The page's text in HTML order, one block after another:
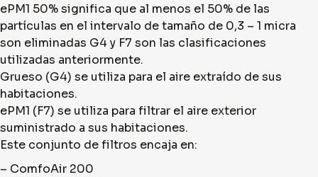
ePM1 50% significa que al menos el 50% de las
partículas en el intervalo de tamaño de 0,3 – 1 micra
son eliminadas G4 y F7 son las clasificaciones
utilizadas anteriormente.
Grueso (G4) se utiliza para el aire extraído de sus
habitaciones.
ePM1 (F7) se utiliza para filtrar el aire exterior
suministrado a sus habitaciones.
Este conjunto de filtros encaja en:
– ComfoAir 200